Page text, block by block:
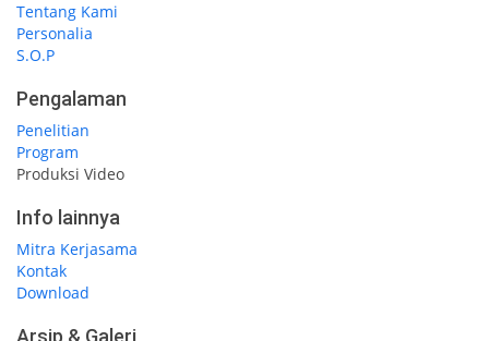
Tentang Kami
Personalia
S.O.P
Pengalaman
Penelitian
Program
Produksi Video
Info lainnya
Mitra Kerjasama
Kontak
Download
Arsip & Galeri